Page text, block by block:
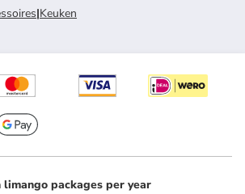
|Keuken
packages per year